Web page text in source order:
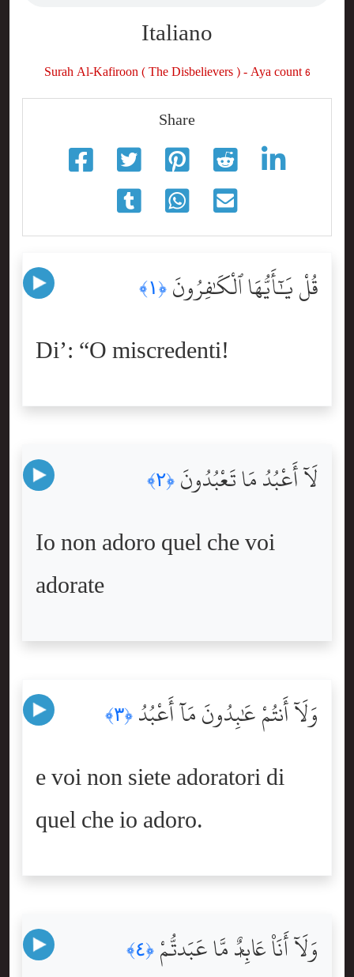
Italiano
Surah Al-Kafiroon ( The Disbelievers ) - Aya count 6
Share
قُلْ يَٰٓأَيُّهَا ٱلْكَٰفِرُونَ ﴿١﴾
Di’: “O miscredenti!
لَآ أَعْبُدُ مَا تَعْبُدُونَ ﴿٢﴾
Io non adoro quel che voi
adorate
وَلَآ أَنتُمْ عَٰبِدُونَ مَآ أَعْبُدُ ﴿٣﴾
e voi non siete adoratori di
quel che io adoro.
وَلَآ أَنَا۠ عَابِدٌۭ مَّا عَبَدتُّمْ ﴿٤﴾